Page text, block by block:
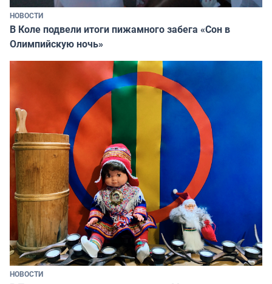
НОВОСТИ
В Коле подвели итоги пижамного забега «Сон в
Олимпийскую ночь»
НОВОСТИ